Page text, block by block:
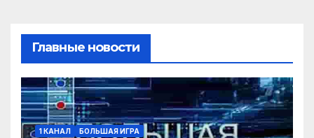
Главные новости
1 КАНАЛ БОЛЬШАЯ ИГРА